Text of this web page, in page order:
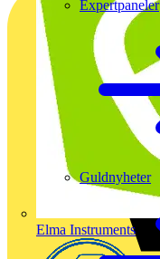
Elma Instruments
Expertpaneler
Guldnyheter